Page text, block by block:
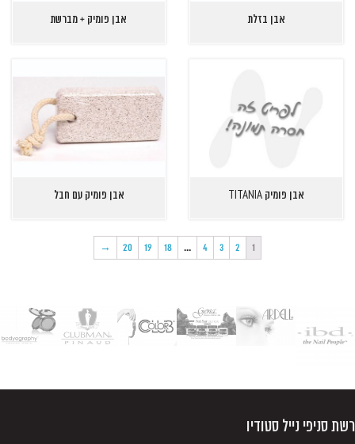
אבן בזלת אבן פומיק + מברשת
אבן פומיק TITANIA אבן פומיק עם חבל
1
2
3
4
…
18
19
20
→
רשת סניפי נייל סטודיו